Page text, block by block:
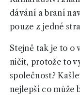
dávání a braní
pouze z jedné
Stejně tak je to o
ničit, protože to
společnost?
nejlepší co může